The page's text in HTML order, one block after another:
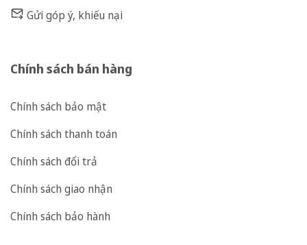
Gửi góp ý, khiếu nại
Chính sách bán hàng
Chính sách bảo mật
Chính sách thanh toán
Chính sách đổi trả
Chính sách giao nhận
Chính sách bảo hành